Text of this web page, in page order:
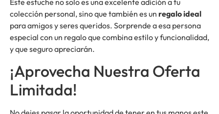
colección personal, sino que también es un regalo ideal
para amigos y seres queridos. Sorprende a esa persona
especial con un regalo que combina estilo y funcionalidad,
y que seguro apreciarán.
¡Aprovecha Nuestra Oferta
Limitada!